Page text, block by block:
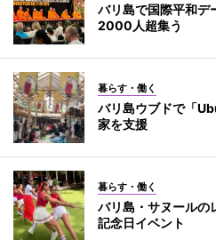
バリ島で国際平和デ
2000人超集う
暮らす・働く
バリ島ウブドで「
家を支援
暮らす・働く
バリ島・サヌールの
記念日イベント